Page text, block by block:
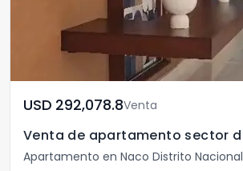
USD	292,078.8Venta
Apartamento en Naco Distrito Nacional